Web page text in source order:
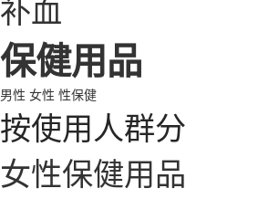
补血
保健用品
男性 女性 性保健
按使用人群分
女性保健用品